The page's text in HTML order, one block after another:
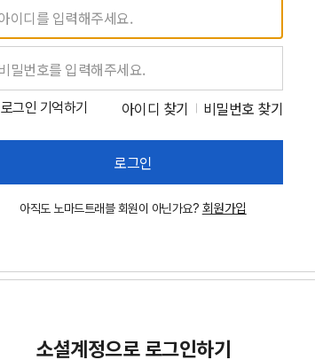
로그인 기억하기 아이디 찾기 비밀번호 찾기
로그인
아직도 노마드트래블 회원이 아닌가요? 회원가입
소셜계정으로 로그인하기